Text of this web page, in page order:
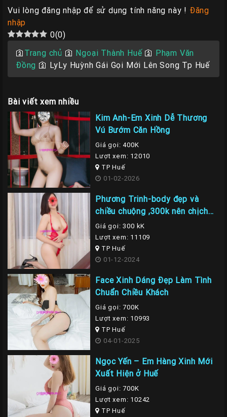
Vui lòng đăng nhập để sử dụng tính năng này ! Đăng
nhập
0(0)
🛐 Trang chủ 🛐 Ngoại Thành Huế🛐 Phạm Văn
Đồng 🛐 LyLy Huỳnh Gái Gọi Mới Lên Song Tp Huế
Bài viết xem nhiều
Kim Anh-Em Xinh Dễ Thương
Vú Bướm Căn Hồng
Giá gọi: 400K
Lượt xem: 12010
TP Huế
01-02-2026
Phương Trinh-body đẹp và
chiều chuộng ,300k nên chịch
em là nhất
Giá gọi: 300 kK
Lượt xem: 11109
TP Huế
01-12-2024
Face Xinh Dáng Đẹp Làm Tình
Chuẩn Chiều Khách
Giá gọi: 700K
Lượt xem: 10993
TP Huế
04-01-2025
Ngọc Yến – Em Hàng Xinh Mới
Xuất Hiện ở Huế
Giá gọi: 700K
Lượt xem: 10242
TP Huế